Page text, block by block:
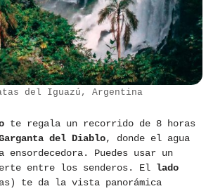
del Iguazú, Argentina
te regala un recorrido de 8 horas
del Diablo, donde el agua
Puedes usar un
entre los senderos. El lado
te da la vista panorámica